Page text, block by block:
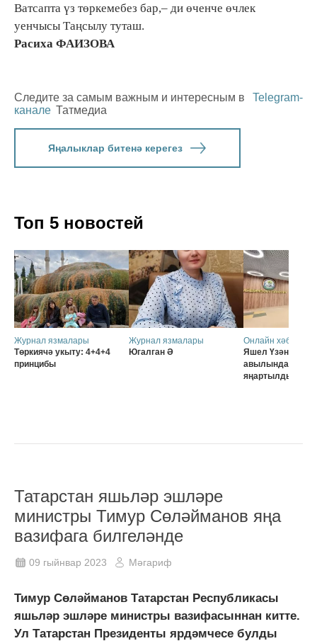
Ватсапта үз төркемебез бар,– ди өченче өчлек
уенчысы Таңсылу туташ.
Расиха ФАИЗОВА
Следите за самым важным и интересным в
Telegram-
канале Татмедиа
Яңалыклар битенә керегез
Топ 5 новостей
Журнал язмалары
Төркиячә укыту: 4+4+4
принцибы
Журнал язмалары
Югалган Ә
Онлайн хәбәрләр
Яшел Үзәннең
авылында
яңартылды
Татарстан яшьләр эшләре
министры Тимур Сөләйманов яңа
вазифага билгеләнде
09 гыйнвар 2023 Мәгариф
Тимур Сөләйманов Татарстан Республикасы
яшьләр эшләре министры вазифасыннан китте.
Ул Татарстан Президенты ярдәмчесе булды